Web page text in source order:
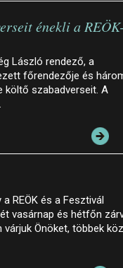
énekli a
László rendező, a
főrendezője és
költő szabadverseit. A
REÖK és a Fesztivál
vasárnap és hétfőn
várjuk Önöket, többek